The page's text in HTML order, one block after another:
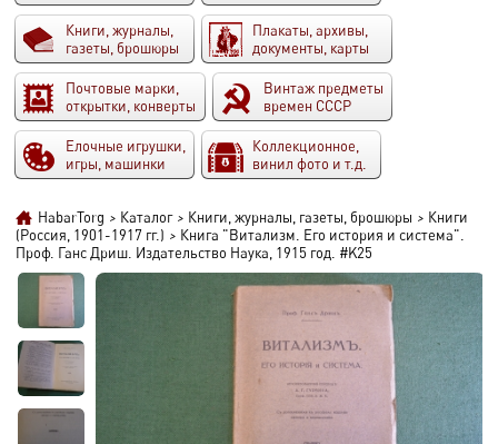
Книги, журналы,
газеты, брошюры
Плакаты, архивы,
документы, карты
Почтовые марки,
открытки, конверты
Винтаж предметы
времен СССР
Елочные игрушки,
игры, машинки
Коллекционное,
винил фото и т.д.
HabarTorg > Каталог > Книги, журналы, газеты, брошюры > Книги
(Россия, 1901-1917 гг.) > Книга "Витализм. Его история и система".
Проф. Ганс Дриш. Издательство Наука, 1915 год. #K25